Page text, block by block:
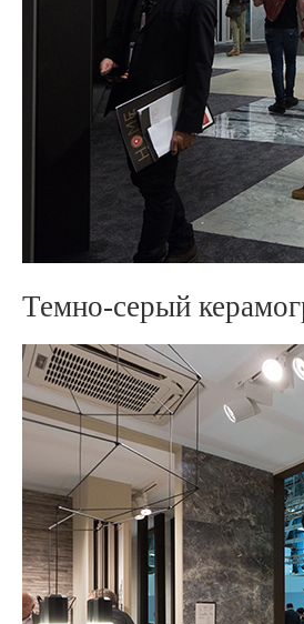
Темно-серый